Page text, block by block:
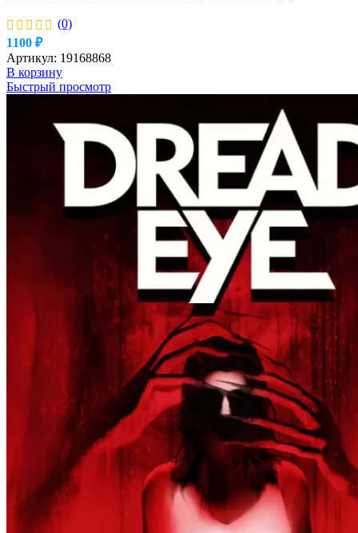
(0)
1100 ₽
Артикул: 19168868
В корзину
Быстрый просмотр